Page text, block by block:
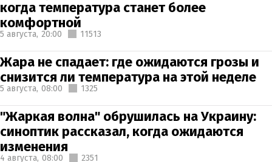
когда температура станет более
комфортной
5 августа, 20:00 11513
Жара не спадает: где ожидаются грозы и
снизится ли температура на этой неделе
5 августа, 08:00 1325
"Жаркая волна" обрушилась на Украину:
синоптик рассказал, когда ожидаются
изменения
4 августа, 08:00 2351